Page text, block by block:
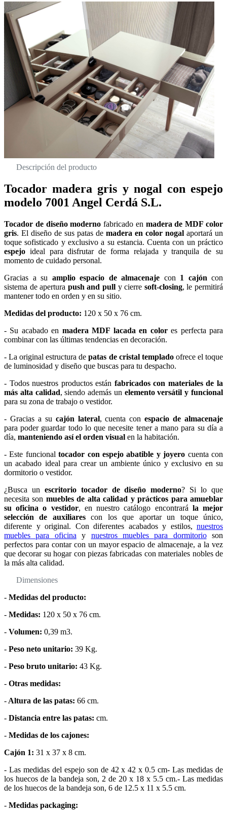
Descripción del producto
Tocador madera gris y nogal con espejo
modelo 7001 Angel Cerdá S.L.
Tocador de diseño moderno fabricado en madera de MDF color
gris. El diseño de sus patas de madera en color nogal aportará un
toque sofisticado y exclusivo a su estancia. Cuenta con un práctico
espejo ideal para disfrutar de forma relajada y tranquila de su
momento de cuidado personal.
Gracias a su amplio espacio de almacenaje con 1 cajón con
sistema de apertura push and pull y cierre soft-closing, le permitirá
mantener todo en orden y en su sitio.
Medidas del producto: 120 x 50 x 76 cm.
- Su acabado en madera MDF lacada en colores perfecta para
combinar con las últimas tendencias en decoración.
- La original estructura depatas de cristal templadoofrece el toque
de luminosidad y diseño que buscas para tu despacho.
- Todos nuestros productos están fabricados con materiales de la
más alta calidad, siendo además un elemento versátil y funcional
para su zona de trabajo o vestidor.
- Gracias a su cajón lateral, cuenta conespacio de almacenaje
para poder guardar todo lo que necesite tener a mano para su día a
día, manteniendo así el orden visual en la habitación.
- Este funcionaltocador con espejo abatible y joyero cuenta con
un acabado ideal para crear un ambiente único y exclusivo en su
dormitorio o vestidor.
¿Busca un escritorio tocador de diseño moderno? Si lo que
necesita son muebles de alta calidad y prácticos para amueblar
su oficina o vestidor, en nuestro catálogo encontrará la mejor
selección de auxiliarescon los que aportar un toque único,
diferente y original. Con diferentes acabados y estilos, nuestros
muebles para oficina y nuestros muebles para dormitorioson
perfectos para contar con un mayor espacio de almacenaje, a la vez
que decorar su hogar con piezas fabricadas con materiales nobles de
la más alta calidad.
Dimensiones
- Medidas del producto:
- Medidas: 120 x 50 x 76 cm.
- Volumen: 0,39 m3.
- Peso neto unitario: 39 Kg.
- Peso bruto unitario: 43 Kg.
- Otras medidas:
- Altura de las patas: 66 cm.
- Distancia entre las patas: cm.
- Medidas de los cajones:
Cajón 1: 31 x 37 x 8 cm.
- Las medidas del espejo son de 42 x 42 x 0.5 cm- Las medidas de
los huecos de la bandeja son, 2 de 20 x 18 x 5.5 cm.- Las medidas
de los huecos de la bandeja son, 6 de 12.5 x 11 x 5.5 cm.
- Medidas packaging: